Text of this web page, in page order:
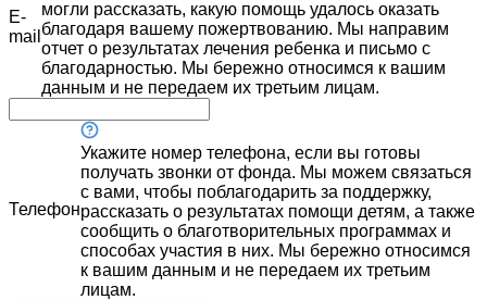
E-
mail
могли рассказать, какую помощь удалось оказать
благодаря вашему пожертвованию. Мы направим
отчет о результатах лечения ребенка и письмо с
благодарностью. Мы бережно относимся к вашим
данным и не передаем их третьим лицам.
Телефон
Укажите номер телефона, если вы готовы
получать звонки от фонда. Мы можем связаться
с вами, чтобы поблагодарить за поддержку,
рассказать о результатах помощи детям, а также
сообщить о благотворительных программах и
способах участия в них. Мы бережно относимся
к вашим данным и не передаем их третьим
лицам.